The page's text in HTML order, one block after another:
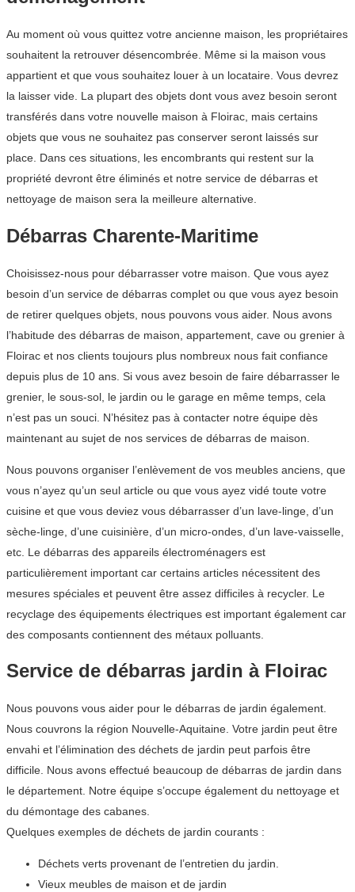
Au moment où vous quittez votre ancienne maison, les propriétaires
souhaitent la retrouver désencombrée. Même si la maison vous
appartient et que vous souhaitez louer à un locataire. Vous devrez
la laisser vide. La plupart des objets dont vous avez besoin seront
transférés dans votre nouvelle maison à Floirac, mais certains
objets que vous ne souhaitez pas conserver seront laissés sur
place. Dans ces situations, les encombrants qui restent sur la
propriété devront être éliminés et notre service de débarras et
nettoyage de maison sera la meilleure alternative.
Débarras Charente-Maritime
Choisissez-nous pour débarrasser votre maison. Que vous ayez
besoin d’un service de débarras complet ou que vous ayez besoin
de retirer quelques objets, nous pouvons vous aider. Nous avons
l’habitude des débarras de maison, appartement, cave ou grenier à
Floirac et nos clients toujours plus nombreux nous fait confiance
depuis plus de 10 ans. Si vous avez besoin de faire débarrasser le
grenier, le sous-sol, le jardin ou le garage en même temps, cela
n’est pas un souci. N’hésitez pas à contacter notre équipe dès
maintenant au sujet de nos services de débarras de maison.
Nous pouvons organiser l’enlèvement de vos meubles anciens, que
vous n’ayez qu’un seul article ou que vous ayez vidé toute votre
cuisine et que vous deviez vous débarrasser d’un lave-linge, d’un
sèche-linge, d’une cuisinière, d’un micro-ondes, d’un lave-vaisselle,
etc. Le débarras des appareils électroménagers est
particulièrement important car certains articles nécessitent des
mesures spéciales et peuvent être assez difficiles à recycler. Le
recyclage des équipements électriques est important également car
des composants contiennent des métaux polluants.
Service de débarras jardin à Floirac
Nous pouvons vous aider pour le débarras de jardin également.
Nous couvrons la région Nouvelle-Aquitaine. Votre jardin peut être
envahi et l’élimination des déchets de jardin peut parfois être
difficile. Nous avons effectué beaucoup de débarras de jardin dans
le département. Notre équipe s’occupe également du nettoyage et
du démontage des cabanes.
Quelques exemples de déchets de jardin courants :
Déchets verts provenant de l’entretien du jardin.
Vieux meubles de maison et de jardin